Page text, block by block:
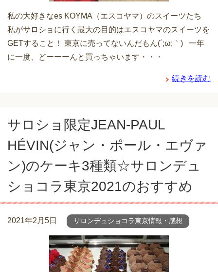
私の大好きなes KOYMA（エスコヤマ）のスイーツたち
私がサロショに行く最大の目的はエスコヤマのスイーツを
GETすること！ 東京に売ってないんだもん(´;ω;｀) 一年
に一度、どーーーんと買っちゃいます・・・
続きを読む
サロショ限定JEAN-PAUL
HÉVIN(ジャン・ポール・エヴァ
ン)のケーキ3種類☆サロンデュ
ショコラ東京2021のおすすめ
2021年2月5日 サロンデュショコラ東京情報・感想